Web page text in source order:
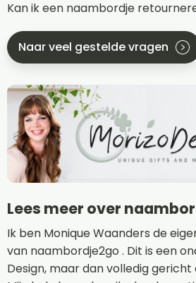
Kan ik een naambordje
Naar veel gestelde vragen
Lees meer over
Ik ben Monique Waanders de
van naambordje2go . Dit is een
Design, maar dan volledig